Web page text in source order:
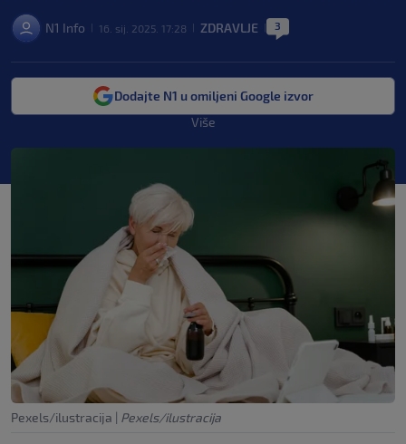
N1 Info 16. sij. 2025. 17:28 ZDRAVLJE 3
Dodajte N1 u omiljeni Google izvor
Više
Pexels/ilustracija | Pexels/ilustracija